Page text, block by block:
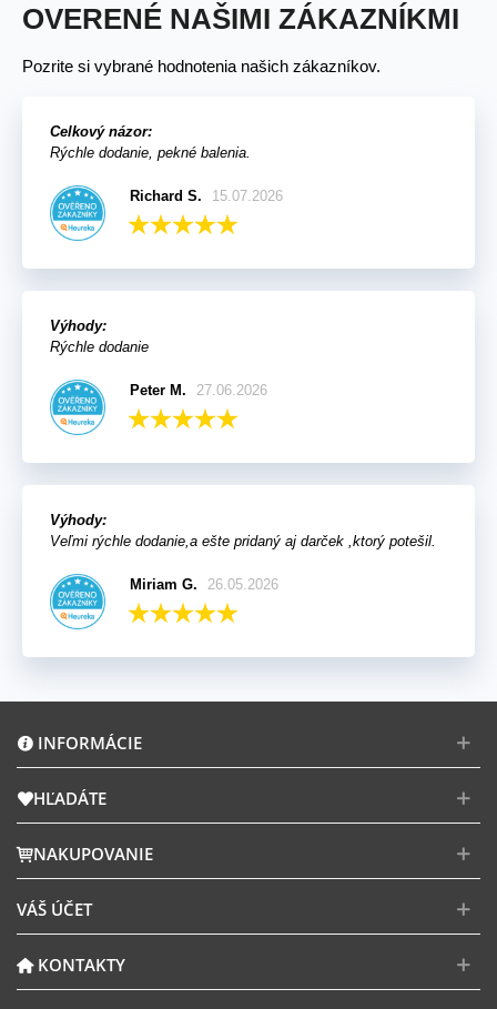
OVERENÉ NAŠIMI ZÁKAZNÍKMI
Pozrite si vybrané hodnotenia našich zákazníkov.
Celkový názor:
Rýchle dodanie, pekné balenia.
Richard S. 15.07.2026
Výhody:
Rýchle dodanie
Peter M. 27.06.2026
Výhody:
Veľmi rýchle dodanie,a ešte pridaný aj darček ,ktorý potešil.
Miriam G. 26.05.2026
INFORMÁCIE
HĽADÁTE
NAKUPOVANIE
VÁŠ ÚČET
KONTAKTY